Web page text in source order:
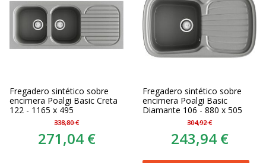
Fregadero sintético sobre
encimera Poalgi Basic Creta
122 - 1165 x 495
338,80 €
271,04 €
Fregadero sintético sobre
encimera Poalgi Basic
Diamante 106 - 880 x 505
304,92 €
243,94 €